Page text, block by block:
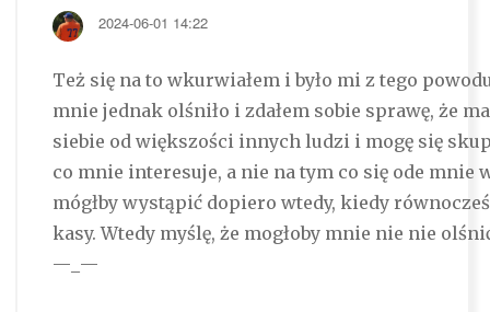
2024-06-01 14:22
Też się na to wkurwiałem i było mi z tego
mnie jednak olśniło i zdałem sobie sprawę, że
siebie od większości innych ludzi i mogę się
co mnie interesuje, a nie na tym co się ode mnie
mógłby wystąpić dopiero wtedy, kiedy
kasy. Wtedy myślę, że mogłoby mnie nie nie
—_—